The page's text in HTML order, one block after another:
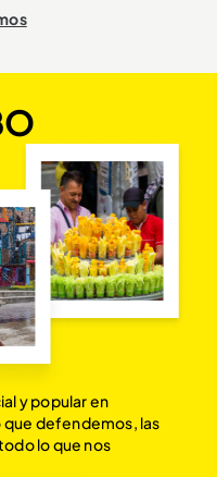
y popular en
que defendemos, las
lo que nos